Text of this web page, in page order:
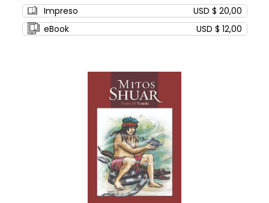
Impreso
USD $ 20,00
eBook
USD $ 12,00